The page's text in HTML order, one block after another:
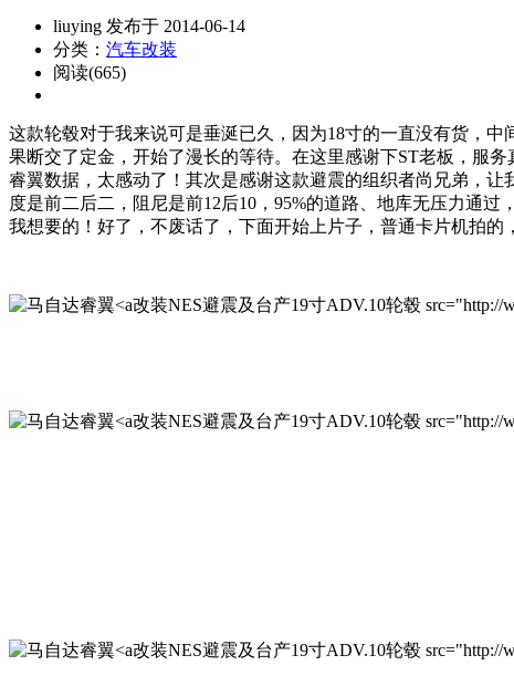
liuying 发布于 2014-06-14
分类： 汽车改装
阅读(665)
这款轮毂对于我来说可是垂涎已久，因为18寸的一直没有货，
果断交了定金，开始了漫长的等待。在这里感谢下ST老板，服
睿翼数据，太感动了！其次是感谢这款避震的组织者尚兄弟，
度是前二后二，阻尼是前12后10，95%的道路、地库无压力通
我想要的！好了，不废话了，下面开始上片子，普通卡片机拍的
改装NES避震及台产19寸ADV.10轮毂 src="http://
改装NES避震及台产19寸ADV.10轮毂 src="http://
改装NES避震及台产19寸ADV.10轮毂 src="http://